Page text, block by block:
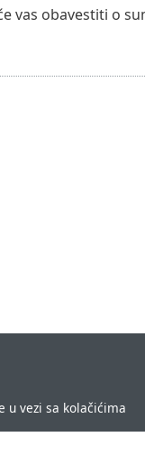
vas obavestiti o
u vezi sa kolačićima